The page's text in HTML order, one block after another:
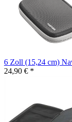
6 Zoll (15,24 cm)
24,90 € *